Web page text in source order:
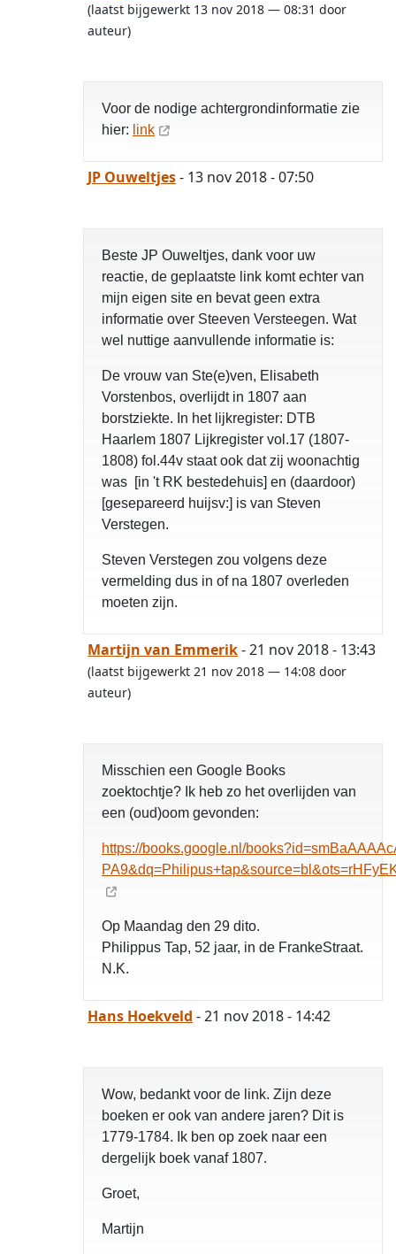
(laatst bijgewerkt 13 nov 2018 — 08:31 door
auteur)
Voor de nodige achtergrondinformatie zie
hier: link
JP Ouweltjes- 13 nov 2018 - 07:50
Beste JP Ouweltjes, dank voor uw
reactie, de geplaatste link komt echter van
mijn eigen site en bevat geen extra
informatie over Steeven Versteegen. Wat
wel nuttige aanvullende informatie is:
De vrouw van Ste(e)ven, Elisabeth
Vorstenbos, overlijdt in 1807 aan
borstziekte. In het lijkregister: DTB
Haarlem 1807 Lijkregister vol.17 (1807-
1808) fol.44v staat ook dat zij woonachtig
was [in 't RK bestedehuis] en (daardoor)
[gesepareerd huijsv:] is van Steven
Verstegen.
Steven Verstegen zou volgens deze
vermelding dus in of na 1807 overleden
moeten zijn.
Martijn van Emmerik- 21 nov 2018 - 13:43
(laatst bijgewerkt 21 nov 2018 — 14:08 door
auteur)
Misschien een Google Books
zoektochtje? Ik heb zo het overlijden van
een (oud)oom gevonden:
https://books.google.nl/
Op Maandag den 29 dito.
Philippus Tap, 52 jaar, in de FrankeStraat.
N.K.
Hans Hoekveld - 21 nov 2018 - 14:42
Wow, bedankt voor de link. Zijn deze
boeken er ook van andere jaren? Dit is
1779-1784. Ik ben op zoek naar een
dergelijk boek vanaf 1807.
Groet,
Martijn